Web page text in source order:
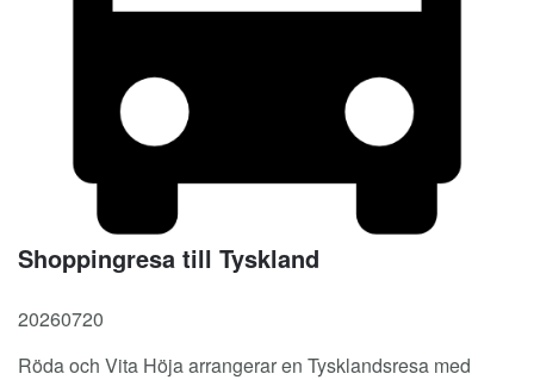
Shoppingresa till Tyskland
20260720
Röda och Vita Höja arrangerar en Tysklandsresa med